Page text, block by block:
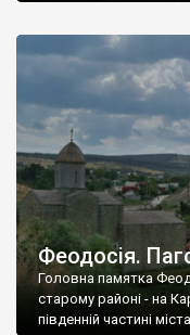
Феодосія.
Головна памятка
старому районі - на
південній частині міста.